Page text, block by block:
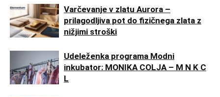
Varčevanje v zlatu Aurora –
prilagodljiva pot do fizičnega zlata z
nižjimi stroški
Udeleženka programa Modni
inkubator: MONIKA COLJA – M N K C
L